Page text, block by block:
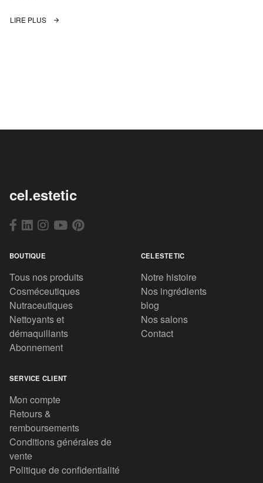
LIRE PLUS
cel.estetic
BOUTIQUE
Tous nos produits
Cosméceutiques
Nutraceutiques
Nettoyants et
démaquillants
Abonnement
CELESTETIC
Notre histoire
Nos ingrédients
blog
Nos salons
Contact
SERVICE CLIENT
Mon compte
Retours &
remboursements
Conditions générales de
vente
Politique de confidentialité